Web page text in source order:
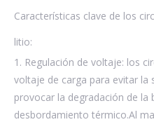
Características clave de los
litio:
1. Regulación de voltaje: los
voltaje de carga para evitar la
provocar la degradación de la
desbordamiento térmico.Al